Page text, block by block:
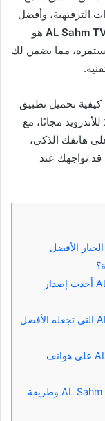
الترفيهية، وأفضل
هو
مما يضمن لك
تحميل تطبيق
السهم تيفي AL Sahm TV أحدث إصدار 2025 للأندرويد مجانًا، مع
هاتفك الذكي،
قد تواجهك عند
لماذا يعتبر تطبيق السهم تيفي AL Sahm TV الخيار الأفضل
كيفية تحميل تطبيق السهم تيفي AL Sahm TV أحدث إصدار
أهم مميزات تطبيق السهم تيفي AL Sahm TV التي تجعله الأفضل
طريقة تثبيت تطبيق السهم تيفي AL Sahm TV على هواتف
المشاكل الشائعة في تطبيق السهم تيفي AL Sahm TV وطريقة